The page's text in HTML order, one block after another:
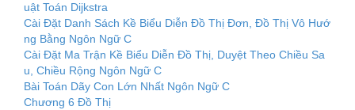
uật Toán Dijkstra
Cài Đặt Danh Sách Kề Biểu Diễn Đồ Thị Đơn, Đồ Thị Vô Hướ
ng Bằng Ngôn Ngữ C
Cài Đặt Ma Trận Kề Biểu Diễn Đồ Thị, Duyệt Theo Chiều Sa
u, Chiều Rộng Ngôn Ngữ C
Bài Toán Dãy Con Lớn Nhất Ngôn Ngữ C
Chương 6 Đồ Thị